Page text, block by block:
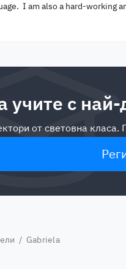
I am also a hard-working
учите с
от световна
/ Gabriela